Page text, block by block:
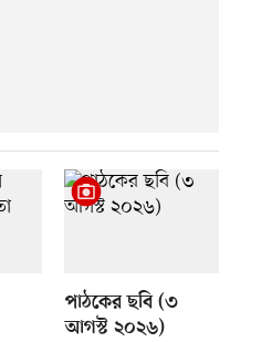
পাঠকের ছবি (৩
আগস্ট ২০২৬)